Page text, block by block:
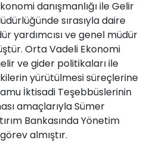
danışmanlığı ile Gelir
sırasıyla daire
yardımcısı ve genel müdür
Orta Vadeli Ekonomi
ve gider politikaları ile
yürütülmesi süreçlerine
İktisadi Teşebbüslerinin
amaçlarıyla Sümer
Bankasında Yönetim
almıştır.